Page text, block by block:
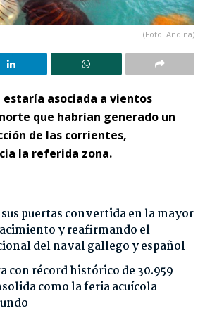
(Foto: Andina)
asociada a vientos
que habrían generado un
de las corrientes,
la referida zona.
puertas convertida en la mayor
y reafirmando el
del naval gallego y español
con récord histórico de 30.959
como la feria acuícola